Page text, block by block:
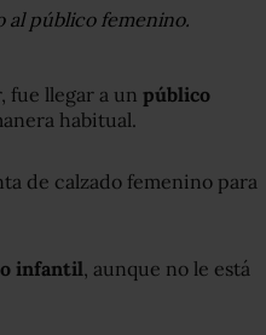
al público femenino.
fue llegar a un público
habitual.
de calzado femenino para
infantil, aunque no le está